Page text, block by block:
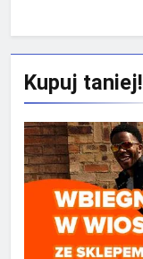
Kupuj taniej!